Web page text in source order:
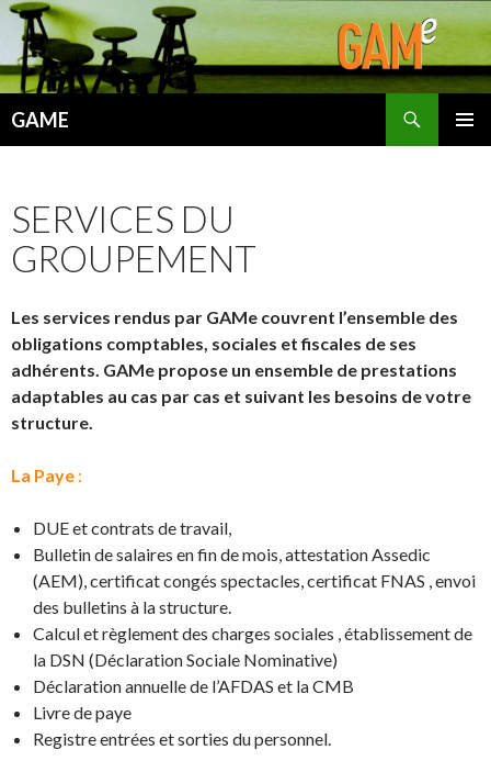
GAME
SERVICES DU
GROUPEMENT
Les services rendus par GAMe couvrent l’ensemble des
obligations comptables, sociales et fiscales de ses
adhérents. GAMe propose un ensemble de prestations
adaptables au cas par cas et suivant les besoins de votre
structure.
La Paye :
DUE et contrats de travail,
Bulletin de salaires en fin de mois, attestation Assedic
(AEM), certificat congés spectacles, certificat FNAS , envoi
des bulletins à la structure.
Calcul et règlement des charges sociales , établissement de
la DSN (Déclaration Sociale Nominative)
Déclaration annuelle de l’AFDAS et la CMB
Livre de paye
Registre entrées et sorties du personnel.